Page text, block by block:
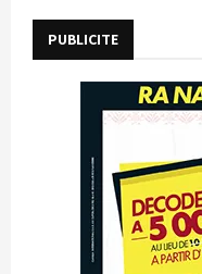
PUBLICITE